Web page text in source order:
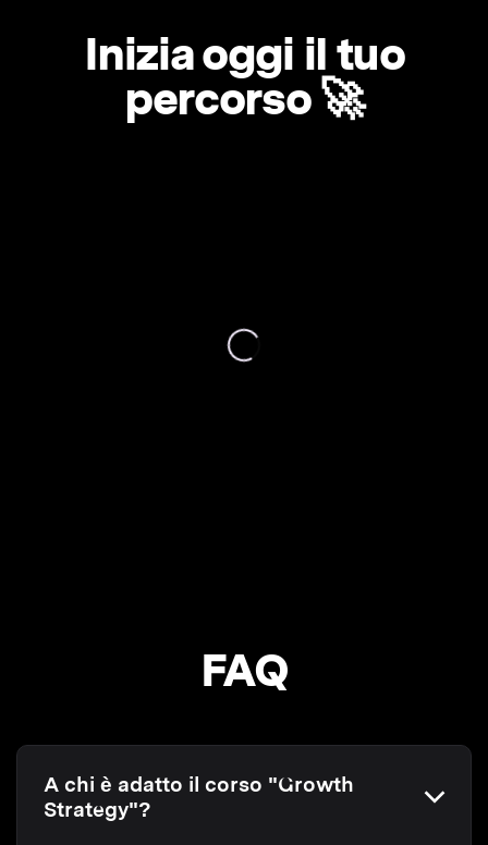
Inizia oggi il tuo
percorso 🚀
FAQ
A chi è adatto il corso "Growth
Strategy"?